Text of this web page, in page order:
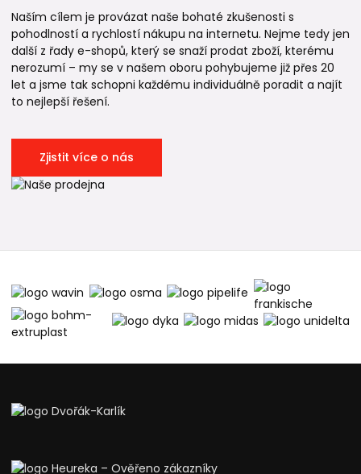
Naším cílem je provázat naše bohaté zkušenosti s
pohodlností a rychlostí nákupu na internetu. Nejme tedy jen
další z řady e-shopů, který se snaží prodat zboží, kterému
nerozumí – my se v našem oboru pohybujeme již přes 20
let a jsme tak schopni každému individuálně poradit a najít
to nejlepší řešení.
Zjistit více o nás